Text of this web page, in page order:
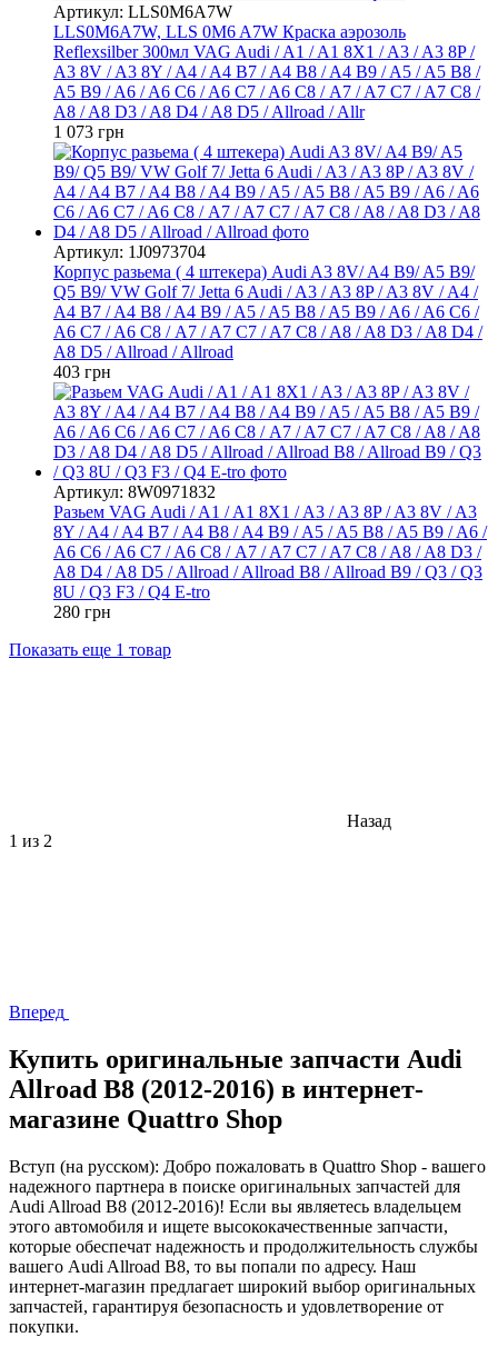
Артикул: LLS0M6A7W
LLS0M6A7W, LLS 0M6 A7W Краска аэрозоль
Reflexsilber 300мл VAG Audi / A1 / A1 8X1 / A3 / A3 8P /
A3 8V / A3 8Y / A4 / A4 B7 / A4 B8 / A4 B9 / A5 / A5 B8 /
A5 B9 / A6 / A6 C6 / A6 C7 / A6 С8 / A7 / A7 C7 / A7 C8 /
A8 / A8 D3 / A8 D4 / A8 D5 / Allroad / Allr
1 073 грн
Артикул: 1J0973704
Корпус разьема ( 4 штекера) Audi A3 8V/ A4 B9/ A5 B9/
Q5 B9/ VW Golf 7/ Jetta 6 Audi / A3 / A3 8P / A3 8V / A4 /
A4 B7 / A4 B8 / A4 B9 / A5 / A5 B8 / A5 B9 / A6 / A6 C6 /
A6 C7 / A6 С8 / A7 / A7 C7 / A7 C8 / A8 / A8 D3 / A8 D4 /
A8 D5 / Allroad / Allroad
403 грн
Артикул: 8W0971832
Разьем VAG Audi / A1 / A1 8X1 / A3 / A3 8P / A3 8V / A3
8Y / A4 / A4 B7 / A4 B8 / A4 B9 / A5 / A5 B8 / A5 B9 / A6 /
A6 C6 / A6 C7 / A6 С8 / A7 / A7 C7 / A7 C8 / A8 / A8 D3 /
A8 D4 / A8 D5 / Allroad / Allroad B8 / Allroad B9 / Q3 / Q3
8U / Q3 F3 / Q4 E-tro
280 грн
Показать еще 1 товар
Назад
1 из 2
Вперед
Купить оригинальные запчасти Audi
Allroad B8 (2012-2016) в интернет-
магазине Quattro Shop
Вступ (на русском): Добро пожаловать в Quattro Shop - вашего
надежного партнера в поиске оригинальных запчастей для
Audi Allroad B8 (2012-2016)! Если вы являетесь владельцем
этого автомобиля и ищете высококачественные запчасти,
которые обеспечат надежность и продолжительность службы
вашего Audi Allroad B8, то вы попали по адресу. Наш
интернет-магазин предлагает широкий выбор оригинальных
запчастей, гарантируя безопасность и удовлетворение от
покупки.